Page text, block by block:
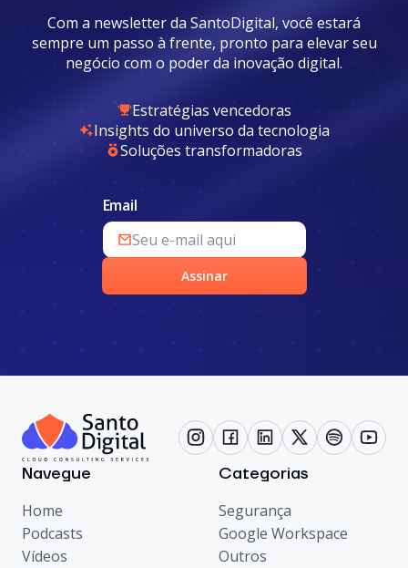
Com a newsletter da SantoDigital, você estará
sempre um passo à frente, pronto para elevar seu
negócio com o poder da inovação digital.
Estratégias vencedoras
Insights do universo da tecnologia
Soluções transformadoras
Email
Assinar
Navegue
Home
Podcasts
Vídeos
Categorias
Segurança
Google Workspace
Outros